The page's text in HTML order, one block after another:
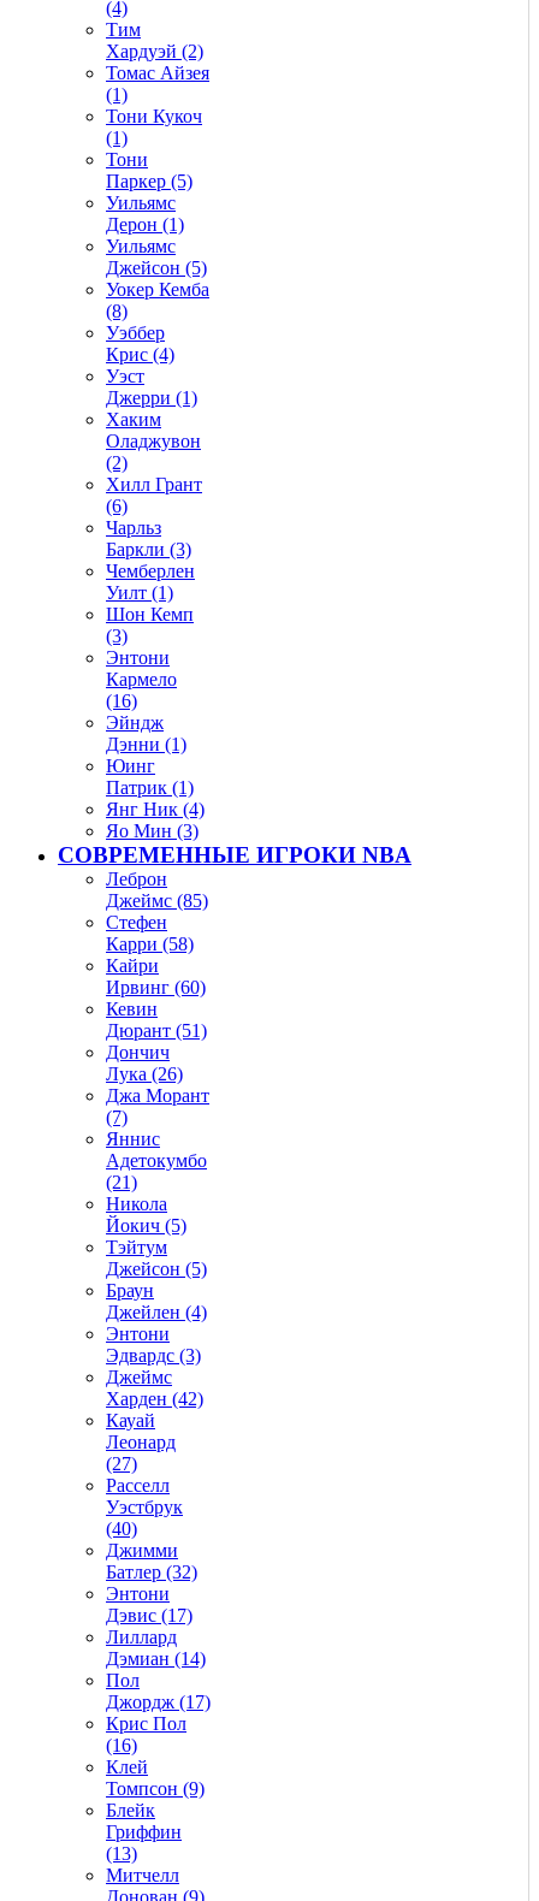
(4)
Тим
Хардуэй (2)
Томас Айзея
(1)
Тони Кукоч
(1)
Тони
Паркер (5)
Уильямс
Дерон (1)
Уильямс
Джейсон (5)
Уокер Кемба
(8)
Уэббер
Крис (4)
Уэст
Джерри (1)
Хаким
Оладжувон
(2)
Хилл Грант
(6)
Чарльз
Баркли (3)
Чемберлен
Уилт (1)
Шон Кемп
(3)
Энтони
Кармело
(16)
Эйндж
Дэнни (1)
Юинг
Патрик (1)
Янг Ник (4)
Яо Мин (3)
СОВРЕМЕННЫЕ ИГРОКИ NBA
Леброн
Джеймс (85)
Стефен
Карри (58)
Кайри
Ирвинг (60)
Кевин
Дюрант (51)
Дончич
Лука (26)
Джа Морант
(7)
Яннис
Адетокумбо
(21)
Никола
Йокич (5)
Тэйтум
Джейсон (5)
Браун
Джейлен (4)
Энтони
Эдвардс (3)
Джеймс
Харден (42)
Кауай
Леонард
(27)
Расселл
Уэстбрук
(40)
Джимми
Батлер (32)
Энтони
Дэвис (17)
Лиллард
Дэмиан (14)
Пол
Джордж (17)
Крис Пол
(16)
Клей
Томпсон (9)
Блейк
Гриффин
(13)
Митчелл
Донован (9)